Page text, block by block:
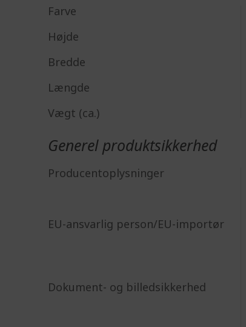
Farve
Højde
Bredde
Længde
Vægt (ca.)
Generel produktsikkerhed
Producentoplysninger
EU-ansvarlig person/EU-importør
Dokument- og billedsikkerhed